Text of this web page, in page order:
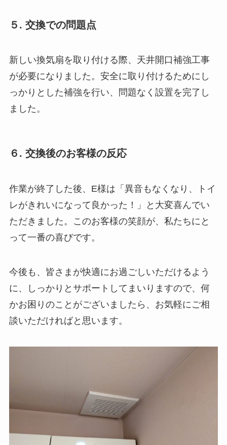
５. 交換での問題点
新しい換気扇を取り付ける際、天井開口補強工事
が必要になりました。安全に取り付けるためにし
っかりとした補強を行い、問題なく設置を完了し
ました。
６. 交換後のお客様の反応
作業が終了した後、E様は「異音もなくなり、トイ
レがきれいになって良かった！」と大変喜んでい
ただきました。このお客様の笑顔が、私たちにと
って一番の喜びです。
今後も、皆さまが快適にお過ごしいただけるよう
に、しっかりとサポートしてまいりますので、何
かお困りのことがございましたら、お気軽にご相
談いただければと思います。